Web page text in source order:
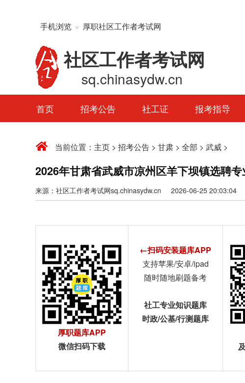
手机浏览 厚职社区工作者考试网
社区工作者考试网
sq.chinasydw.cn
首页 招考公告 社工证 报考指导
当前位置： 主页 > 招考公告 > 甘肃 > 全部 > 武威 >
2026年甘肃省武威市凉州区羊下坝镇选聘
来源：社区工作者考试网sq.chinasydw.cn 2026-06-25 20:03:04
厚职题库APP
微信扫码下载
←扫码安装题库APP
支持苹果/安卓/ipad
随时随地刷题备考
社工专业知识题库
时政/公基/行测题库